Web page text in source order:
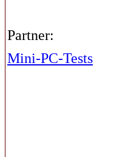
Partner:
Mini-PC-Tests